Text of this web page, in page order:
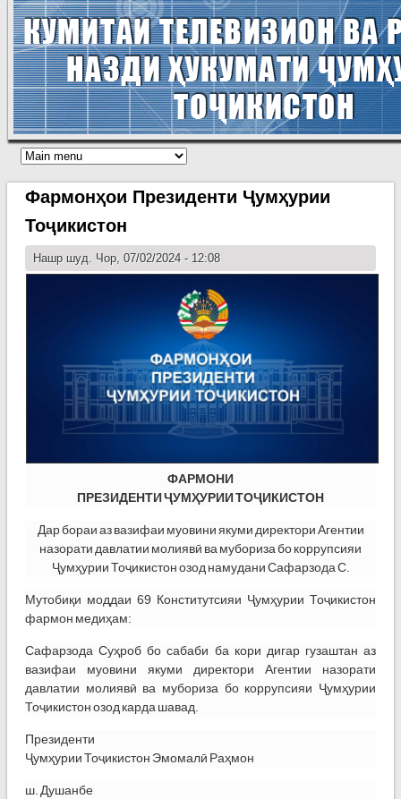
Фармонҳои Президенти Ҷумҳурии
Тоҷикистон
Нашр шуд. Чор, 07/02/2024 - 12:08
ФАРМОНИ
ПРЕЗИДЕНТИ ҶУМҲУРИИ ТОҶИКИСТОН
Дар бораи аз вазифаи муовини якуми директори Агентии
назорати давлатии молиявӣ ва мубориза бо коррупсияи
Ҷумҳурии Тоҷикистон озод намудани Сафарзода С.
Мутобиқи моддаи 69 Конститутсияи Ҷумҳурии Тоҷикистон
фармон медиҳам:
Сафарзода Суҳроб бо сабаби ба кори дигар гузаштан аз
вазифаи муовини якуми директори Агентии назорати
давлатии молиявӣ ва мубориза бо коррупсияи Ҷумҳурии
Тоҷикистон озод карда шавад.
Президенти
Ҷумҳурии Тоҷикистон Эмомалӣ Раҳмон
ш. Душанбе